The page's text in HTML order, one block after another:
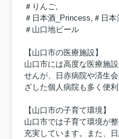
＃りんご,
＃日本酒_Princess,＃日
＃山口地ビール
【山口市の医療施設】
山口市には高度な医療施
せんが、日赤病院や済生
ざした個人病院も多く便利
【山口市の子育て環境】
山口市では子育て環境が
充実しています。また、